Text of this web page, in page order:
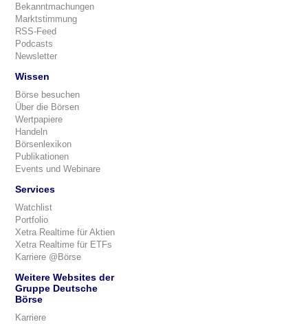
Bekanntmachungen
Marktstimmung
RSS-Feed
Podcasts
Newsletter
Wissen
Börse besuchen
Über die Börsen
Wertpapiere
Handeln
Börsenlexikon
Publikationen
Events und Webinare
Services
Watchlist
Portfolio
Xetra Realtime für Aktien
Xetra Realtime für ETFs
Karriere @Börse
Weitere Websites der
Gruppe Deutsche
Börse
Karriere